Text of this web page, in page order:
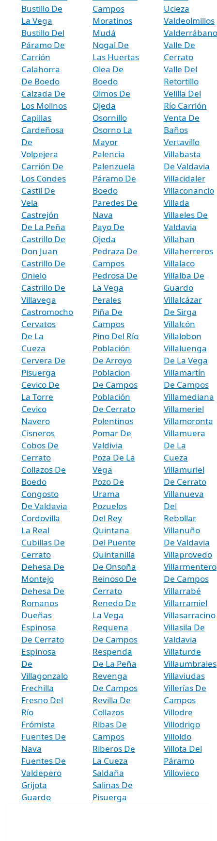
Bustillo De
La Vega
Bustillo Del
Páramo De
Carrión
Calahorra
De Boedo
Calzada De
Los Molinos
Capillas
Cardeñosa
De
Volpejera
Carrión De
Los Condes
Castil De
Vela
Castrejón
De La Peña
Castrillo De
Don Juan
Castrillo De
Onielo
Castrillo De
Villavega
Castromocho
Cervatos
De La
Cueza
Cervera De
Pisuerga
Cevico De
La Torre
Cevico
Navero
Cisneros
Cobos De
Cerrato
Collazos De
Boedo
Congosto
De Valdavia
Cordovilla
La Real
Cubillas De
Cerrato
Dehesa De
Montejo
Dehesa De
Romanos
Dueñas
Espinosa
De Cerrato
Espinosa
De
Villagonzalo
Frechilla
Fresno Del
Río
Frómista
Fuentes De
Nava
Fuentes De
Valdepero
Grijota
Guardo
Campos
Moratinos
Mudá
Nogal De
Las Huertas
Olea De
Boedo
Olmos De
Ojeda
Osornillo
Osorno La
Mayor
Palencia
Palenzuela
Páramo De
Boedo
Paredes De
Nava
Payo De
Ojeda
Pedraza De
Campos
Pedrosa De
La Vega
Perales
Piña De
Campos
Pino Del Río
Población
De Arroyo
Poblacion
De Campos
Población
De Cerrato
Polentinos
Pomar De
Valdivia
Poza De La
Vega
Pozo De
Urama
Pozuelos
Del Rey
Quintana
Del Puente
Quintanilla
De Onsoña
Reinoso De
Cerrato
Renedo De
La Vega
Requena
De Campos
Respenda
De La Peña
Revenga
De Campos
Revilla De
Collazos
Ribas De
Campos
Riberos De
La Cueza
Saldaña
Salinas De
Pisuerga
Ucieza
Valdeolmillos
Valderrábano
Valle De
Cerrato
Valle Del
Retortillo
Velilla Del
Río Carrión
Venta De
Baños
Vertavillo
Villabasta
De Valdavia
Villacidaler
Villaconancio
Villada
Villaeles De
Valdavia
Villahan
Villaherreros
Villalaco
Villalba De
Guardo
Villalcázar
De Sirga
Villalcón
Villalobon
Villaluenga
De La Vega
Villamartín
De Campos
Villamediana
Villameriel
Villamoronta
Villamuera
De La
Cueza
Villamuriel
De Cerrato
Villanueva
Del
Rebollar
Villanuño
De Valdavia
Villaprovedo
Villarmentero
De Campos
Villarrabé
Villarramiel
Villasarracino
Villasila De
Valdavia
Villaturde
Villaumbrales
Villaviudas
Villerías De
Campos
Villodre
Villodrigo
Villoldo
Villota Del
Páramo
Villovieco